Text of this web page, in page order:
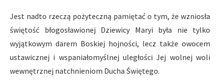
Jest nadto rzeczą pożyteczną pamiętać o tym, że wzniosła
świętość błogosławionej Dziewicy Maryi była nie tylko
wyjątkowym darem Boskiej hojności, lecz także owocem
ustawicznej i wspaniałomyślnej uległości Jej wolnej woli
wewnętrznej natchnieniom Ducha Świętego.